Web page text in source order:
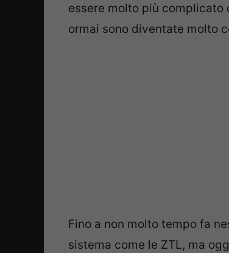
essere molto più complicato
ormai sono diventate molto
Fino a non molto tempo fa
sistema come le ZTL, ma